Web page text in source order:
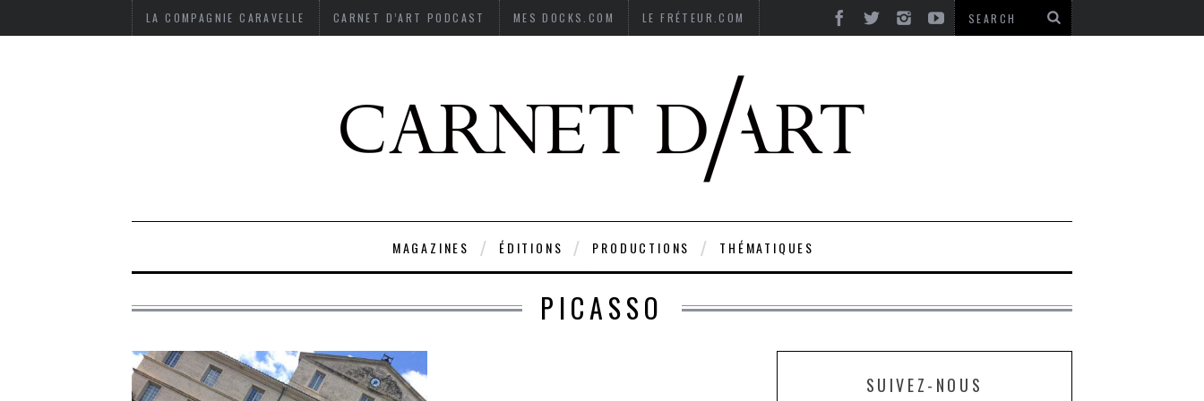
LA COMPAGNIE CARAVELLE CARNET D’ART PODCAST MES DOCKS.COM LE FRÉTEUR.COM
MAGAZINES ÉDITIONS PRODUCTIONS THÉMATIQUES
PICASSO
SUIVEZ-NOUS